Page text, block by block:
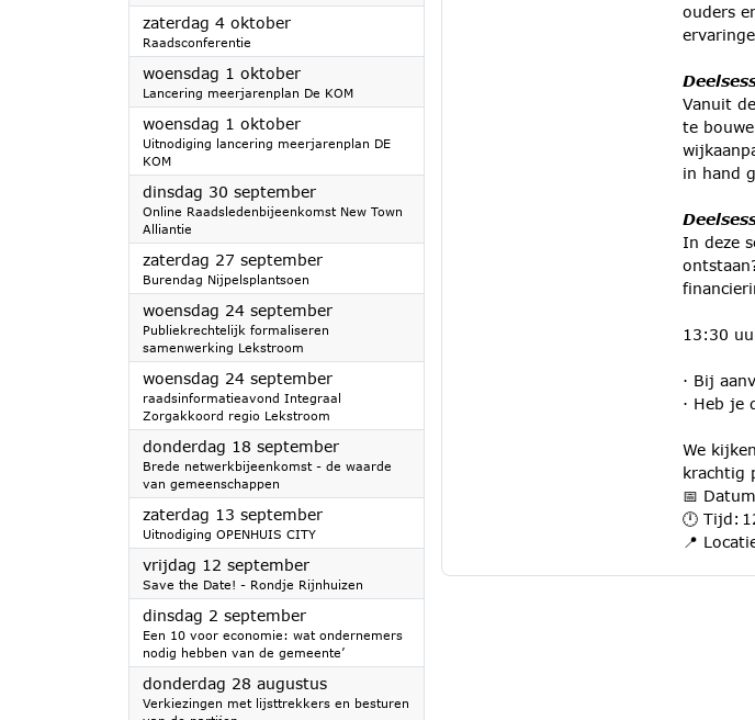
zaterdag 4 oktober2025
Raadsconferentie
woensdag 1 oktober2025
Lancering meerjarenplan De KOM
woensdag 1 oktober2025
Uitnodiging lancering meerjarenplan DE
KOM
dinsdag 30 september2025
Online Raadsledenbijeenkomst New Town
Alliantie
zaterdag 27 september2025
Burendag Nijpelsplantsoen
woensdag 24 september2025
Publiekrechtelijk formaliseren
samenwerking Lekstroom
woensdag 24 september2025
raadsinformatieavond Integraal
Zorgakkoord regio Lekstroom
donderdag 18 september2025
Brede netwerkbijeenkomst - de waarde
van gemeenschappen
zaterdag 13 september2025
Uitnodiging OPENHUIS CITY
vrijdag 12 september2025
Save the Date! - Rondje Rijnhuizen
dinsdag 2 september2025
Een 10 voor economie: wat ondernemers
nodig hebben van de gemeente’
donderdag 28 augustus2025
Verkiezingen met lijsttrekkers en besturen
ouders
Vanuit
te
in hand
In deze
13:30
· Bij
· Heb je
We
krachtig
📅
🕛 Tijd:
📍